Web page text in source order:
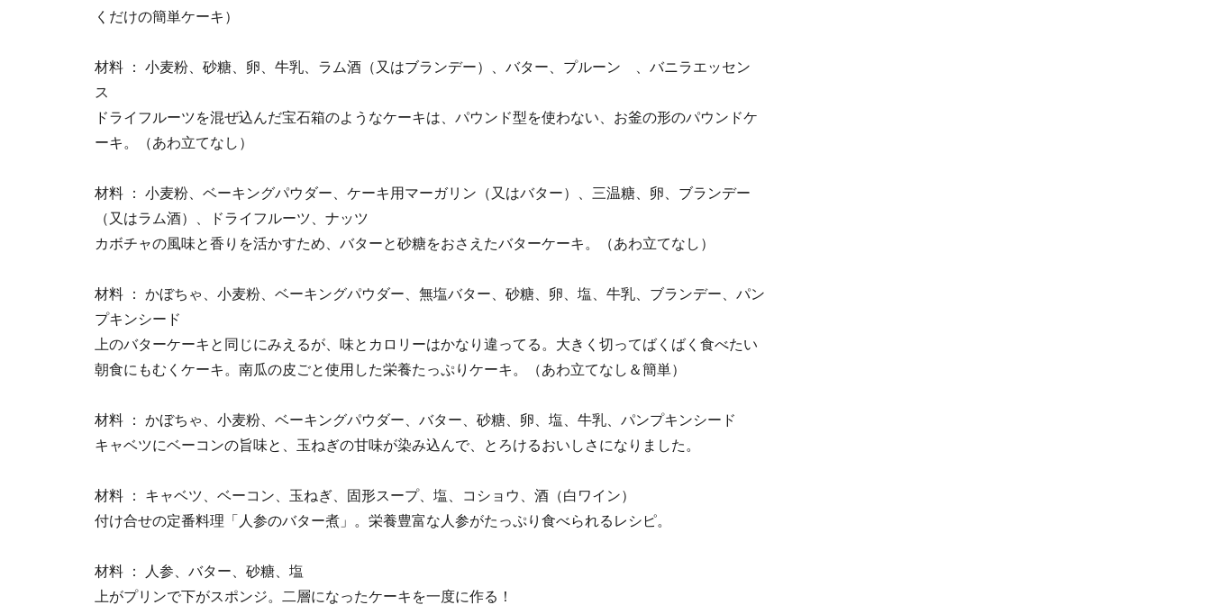
くだけの簡単ケーキ）
材料 ： 小麦粉、砂糖、卵、牛乳、ラム酒（又はブランデー）、バター、プルーン 、バニラエッセン
ス
ドライフルーツを混ぜ込んだ宝石箱のようなケーキは、パウンド型を使わない、お釜の形のパウンドケ
ーキ。（あわ立てなし）
材料 ： 小麦粉、ベーキングパウダー、ケーキ用マーガリン（又はバター）、三温糖、卵、ブランデー
（又はラム酒）、ドライフルーツ、ナッツ
カボチャの風味と香りを活かすため、バターと砂糖をおさえたバターケーキ。（あわ立てなし）
材料 ： かぼちゃ、小麦粉、ベーキングパウダー、無塩バター、砂糖、卵、塩、牛乳、ブランデー、パン
プキンシード
上のバターケーキと同じにみえるが、味とカロリーはかなり違ってる。大きく切ってばくばく食べたい
朝食にもむくケーキ。南瓜の皮ごと使用した栄養たっぷりケーキ。（あわ立てなし＆簡単）
材料 ： かぼちゃ、小麦粉、ベーキングパウダー、バター、砂糖、卵、塩、牛乳、パンプキンシード
キャベツにベーコンの旨味と、玉ねぎの甘味が染み込んで、とろけるおいしさになりました。
材料 ： キャベツ、ベーコン、玉ねぎ、固形スープ、塩、コショウ、酒（白ワイン）
付け合せの定番料理「人参のバター煮」。栄養豊富な人参がたっぷり食べられるレシピ。
材料 ： 人参、バター、砂糖、塩
上がプリンで下がスポンジ。二層になったケーキを一度に作る！